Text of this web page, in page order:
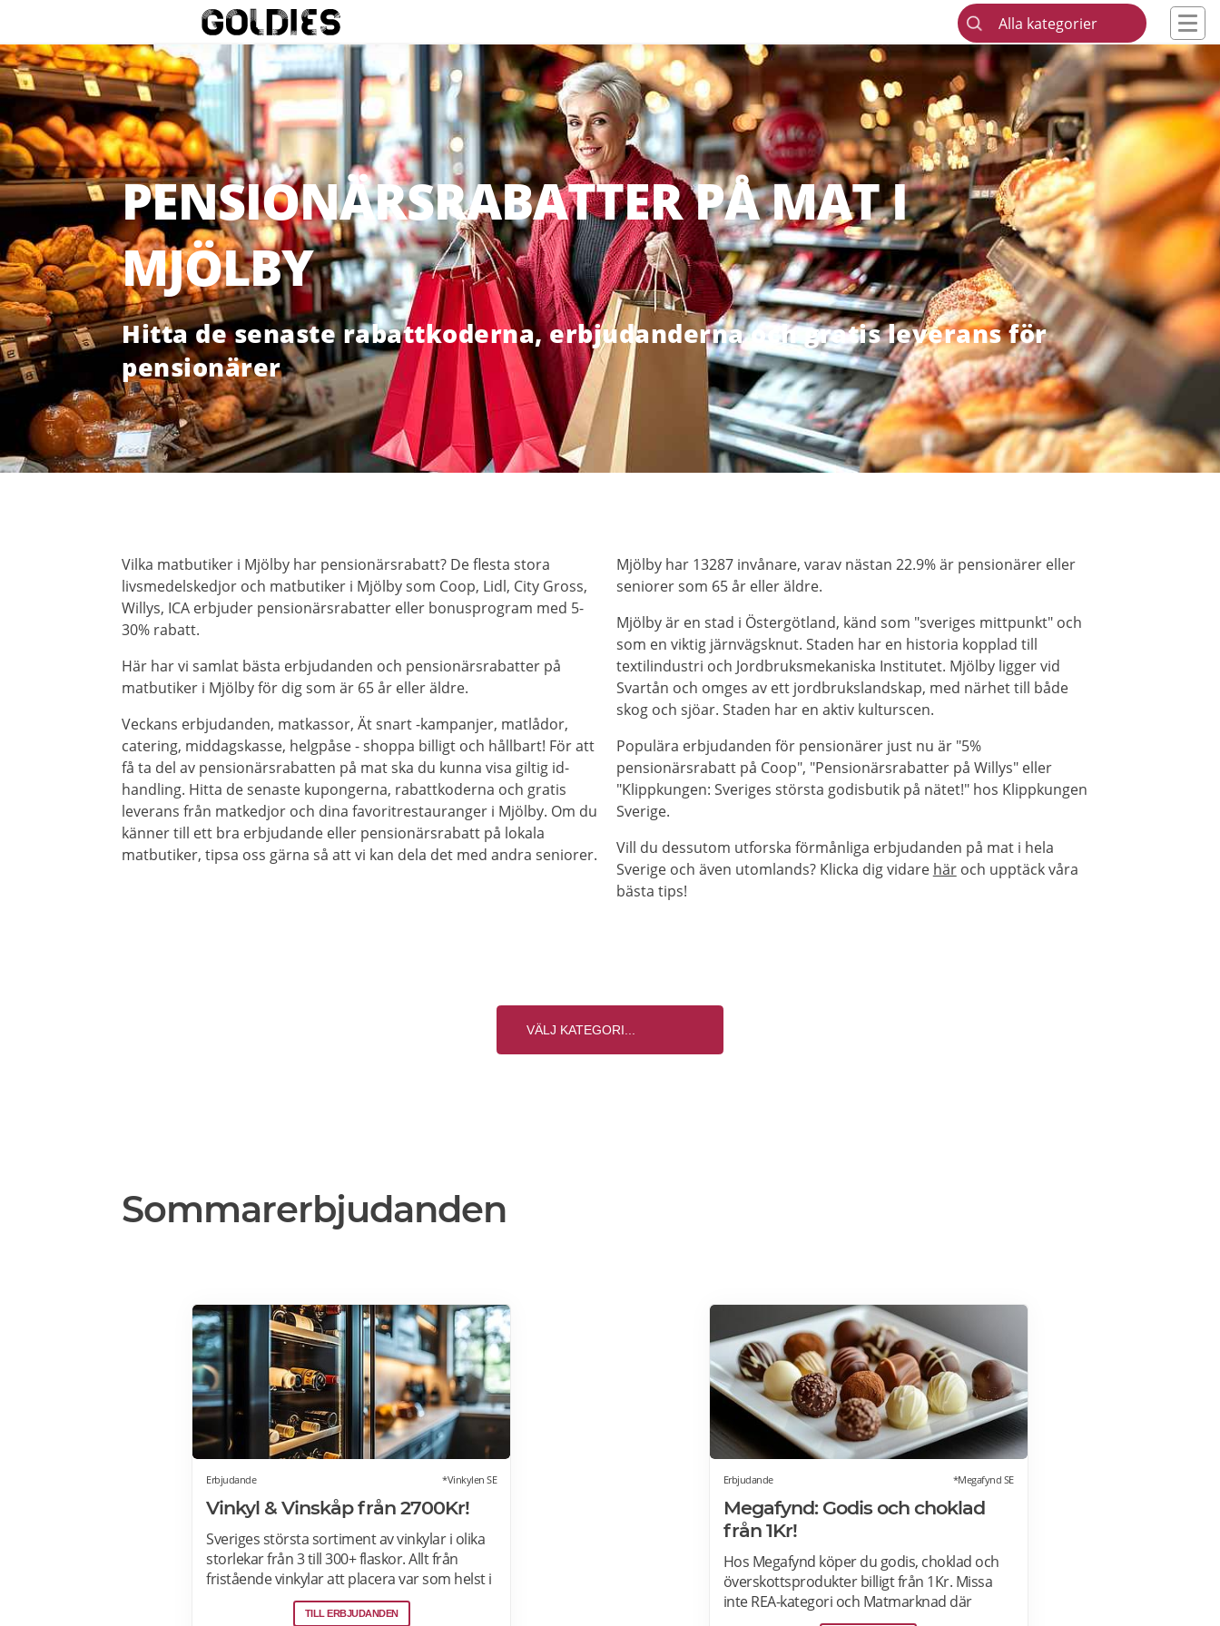
Alla kategorier
PENSIONÄRSRABATTER PÅ MAT I
MJÖLBY
Hitta de senaste rabattkoderna, erbjudanderna och gratis leverans för
pensionärer
Vilka matbutiker i Mjölby har pensionärsrabatt? De flesta stora
livsmedelskedjor och matbutiker i Mjölby som Coop, Lidl, City Gross,
Willys, ICA erbjuder pensionärsrabatter eller bonusprogram med 5-
30% rabatt.
Här har vi samlat bästa erbjudanden och pensionärsrabatter på
matbutiker i Mjölby för dig som är 65 år eller äldre.
Veckans erbjudanden, matkassor, Ät snart -kampanjer, matlådor,
catering, middagskasse, helgpåse - shoppa billigt och hållbart! För att
få ta del av pensionärsrabatten på mat ska du kunna visa giltig id-
handling. Hitta de senaste kupongerna, rabattkoderna och gratis
leverans från matkedjor och dina favoritrestauranger i Mjölby. Om du
känner till ett bra erbjudande eller pensionärsrabatt på lokala
matbutiker, tipsa oss gärna så att vi kan dela det med andra seniorer.
Mjölby har 13287 invånare, varav nästan 22.9% är pensionärer eller
seniorer som 65 år eller äldre.
Mjölby är en stad i Östergötland, känd som "sveriges mittpunkt" och
som en viktig järnvägsknut. Staden har en historia kopplad till
textilindustri och Jordbruksmekaniska Institutet. Mjölby ligger vid
Svartån och omges av ett jordbrukslandskap, med närhet till både
skog och sjöar. Staden har en aktiv kulturscen.
Populära erbjudanden för pensionärer just nu är "5%
pensionärsrabatt på Coop", "Pensionärsrabatter på Willys" eller
"Klippkungen: Sveriges största godisbutik på nätet!" hos Klippkungen
Sverige.
Vill du dessutom utforska förmånliga erbjudanden på mat i hela
Sverige och även utomlands? Klicka dig vidare häroch upptäck våra
bästa tips!
Sommarerbjudanden
Erbjudande *Vinkylen SE
Vinkyl & Vinskåp från 2700Kr!
Sveriges största sortiment av vinkylar i olika
storlekar från 3 till 300+ flaskor. Allt från
fristående vinkylar att placera var som helst i
hemmet, till inbyggda eller integrerbara
vinkylar som elegant smälter in i
TILL ERBJUDANDEN
Erbjudande *Megafynd SE
Megafynd: Godis och choklad
från 1Kr!
Hos Megafynd köper du godis, choklad och
överskottsprodukter billigt från 1Kr. Missa
inte REA-kategori och Matmarknad där
Megafynd har hundratals aktuella